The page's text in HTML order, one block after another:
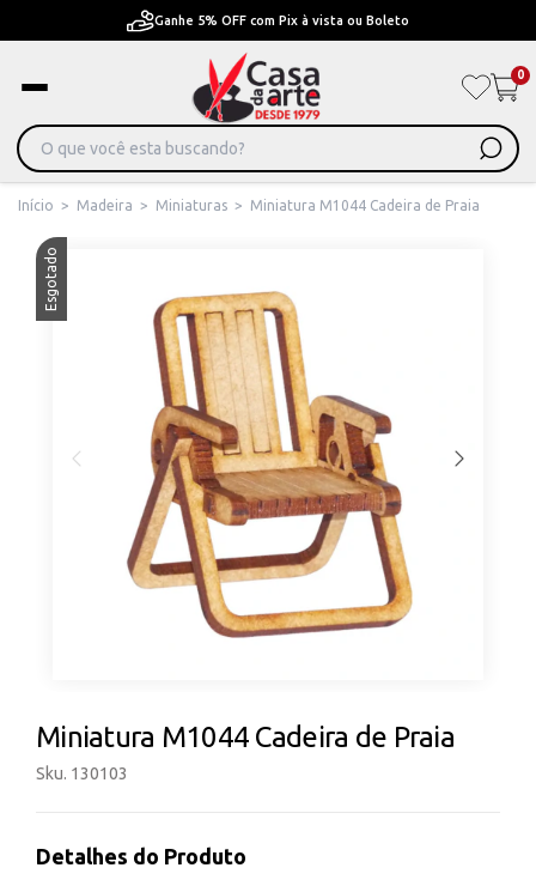
Pague em Até 6x sem juros ou ate 12x com juros
0
Início > Madeira > Miniaturas > Miniatura M1044 Cadeira de Praia
Esgotado
Miniatura M1044 Cadeira de Praia
Sku. 130103
Detalhes do Produto